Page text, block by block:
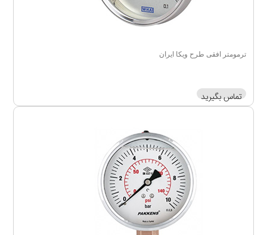
ترمومتر افقی طرح ویکا ایران
تماس بگیرید